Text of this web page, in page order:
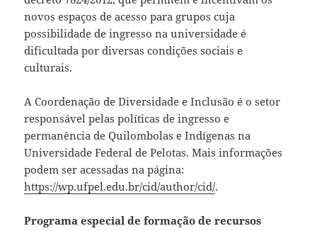
novos espaços de acesso para grupos cuja
possibilidade de ingresso na universidade é
dificultada por diversas condições sociais e
culturais.
A Coordenação de Diversidade e Inclusão é o setor
responsável pelas políticas de ingresso e
permanência de Quilombolas e Indígenas na
Universidade Federal de Pelotas. Mais informações
podem ser acessadas na página:
https://wp.ufpel.edu.br/cid/author/cid/.
Programa especial de formação de recursos